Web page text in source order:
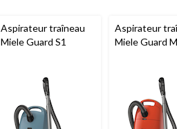
Aspirateur traîneau
Miele Guard S1
Aspirateur
Miele Guard